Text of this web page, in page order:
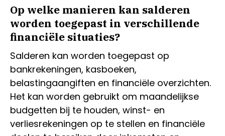
Op welke manieren kan salderen
worden toegepast in verschillende
financiële situaties?
Salderen kan worden toegepast op
bankrekeningen, kasboeken,
belastingaangiften en financiële overzichten.
Het kan worden gebruikt om maandelijkse
budgetten bij te houden, winst- en
verliesrekeningen op te stellen en financiële